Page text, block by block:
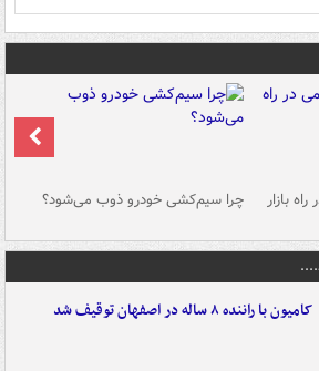
بازار چرا سیم‌کشی خودرو ذوب می‌شود؟
کامیون با راننده ۸ ساله در اصفهان توقیف شد